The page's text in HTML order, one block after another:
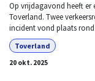
Op vrijdagavond heeft er
Toverland. Twee
incident vond plaats rond
Toverland
20 okt. 2025